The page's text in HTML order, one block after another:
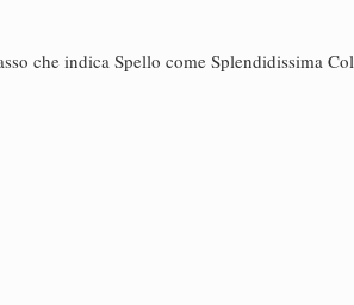
che indica Spello come Splendidissima